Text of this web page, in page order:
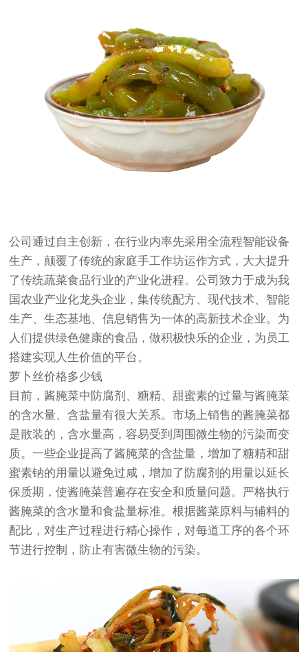
公司通过自主创新，在行业内率先采用全流程智能设备
生产，颠覆了传统的家庭手工作坊运作方式，大大提升
了传统蔬菜食品行业的产业化进程。公司致力于成为我
国农业产业化龙头企业，集传统配方、现代技术、智能
生产、生态基地、信息销售为一体的高新技术企业。为
人们提供绿色健康的食品，做积极快乐的企业，为员工
搭建实现人生价值的平台。
萝卜丝价格多少钱
目前，酱腌菜中防腐剂、糖精、甜蜜素的过量与酱腌菜
的含水量、含盐量有很大关系。市场上销售的酱腌菜都
是散装的，含水量高，容易受到周围微生物的污染而变
质。一些企业提高了酱腌菜的含盐量，增加了糖精和甜
蜜素钠的用量以避免过咸，增加了防腐剂的用量以延长
保质期，使酱腌菜普遍存在安全和质量问题。严格执行
酱腌菜的含水量和食盐量标准。根据酱菜原料与辅料的
配比，对生产过程进行精心操作，对每道工序的各个环
节进行控制，防止有害微生物的污染。